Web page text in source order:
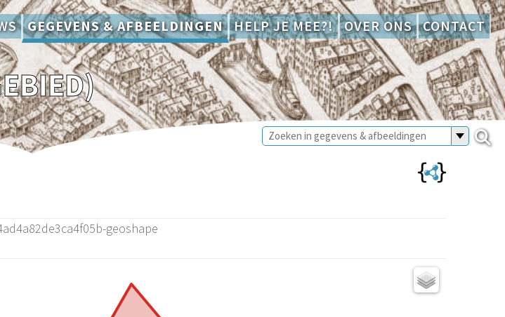
GEGEVENS & AFBEELDINGEN HELP JE MEE?! OVER ONS CONTACT
geoshape